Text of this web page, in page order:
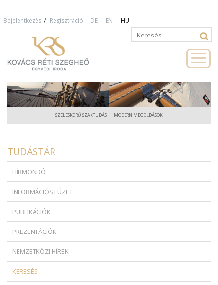
Bejelentkezés / Regisztráció DE EN HU
Keresés
Keresés
SZÉLESKÖRŰ SZAKTUDÁS MODERN MEGOLDÁSOK
TUDÁSTÁR
HÍRMONDÓ
INFORMÁCIÓS FÜZET
PUBLIKÁCIÓK
PREZENTÁCIÓK
NEMZETKÖZI HÍREK
KERESÉS